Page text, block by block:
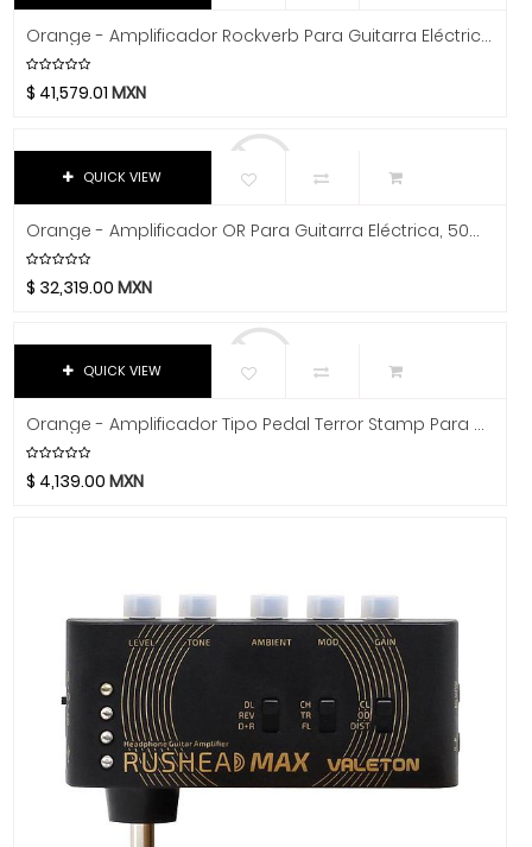
Video
Chicago Blues
Clayton Picks
CME
Co2Crea
Conn-Selmer
Coreelo
Cort
Dandelot
Dave Smith
Dick
Dictum
Dynaudio
Ear Filters
El Cometa
Ember
Orange - Amplificador Rockverb Para Guitarra Eléctrica, 50W Mod.RK50HMII
$ 41,579.01 MXN
QUICK VIEW
Orange - Amplificador OR Para Guitarra Eléctrica, 50W Mod.OR50H
$ 32,319.00 MXN
QUICK VIEW
Orange - Amplificador Tipo Pedal Terror Stamp Para Guitarra Eléctrica Mod.TERROR STAMP
$ 4,139.00 MXN